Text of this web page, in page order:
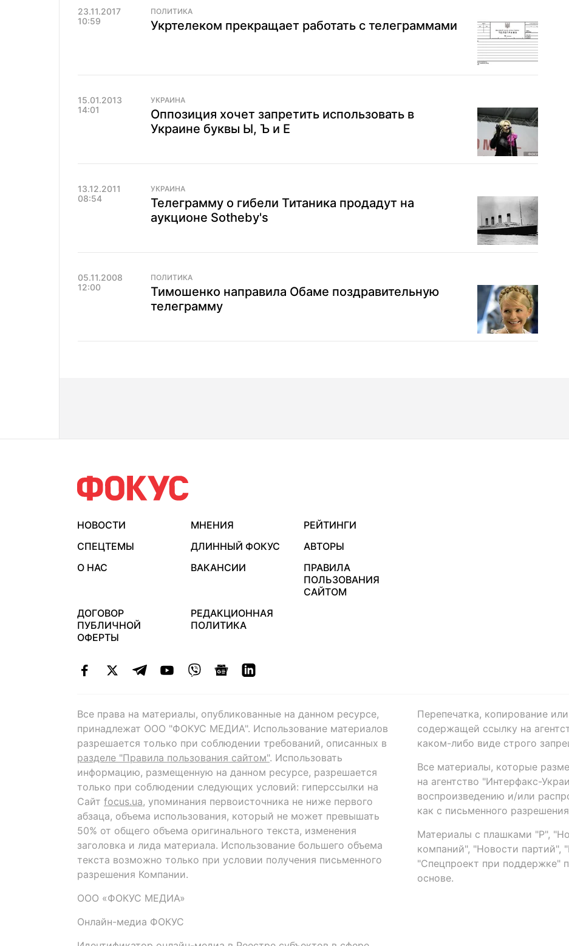
23.11.2017
10:59
ПОЛИТИКА
Укртелеком прекращает работать с телеграммами
15.01.2013
14:01
УКРАИНА
Оппозиция хочет запретить использовать в
Украине буквы Ы, Ъ и Е
13.12.2011
08:54
УКРАИНА
Телеграмму о гибели Титаника продадут на
аукционе Sotheby's
05.11.2008
12:00
ПОЛИТИКА
Тимошенко направила Обаме поздравительную
телеграмму
НОВОСТИ МНЕНИЯ
РЕЙТИНГИ
СПЕЦТЕМЫ
ДЛИННЫЙ ФОКУС
АВТОРЫ
О НАС
ВАКАНСИИ
ПРАВИЛА
ПОЛЬЗОВАНИЯ
САЙТОМ
ДОГОВОР
ПУБЛИЧНОЙ
ОФЕРТЫ
РЕДАКЦИОННАЯ
ПОЛИТИКА
Все права на материалы, опубликованные на данном ресурсе,
принадлежат ООО "ФОКУС МЕДИА". Использование материалов
разрешается только при соблюдении требований, описанных в
разделе "Правила пользования сайтом". Использовать
информацию, размещенную на данном ресурсе, разрешается
только при соблюдении следующих условий: гиперссылки на
Сайт focus.ua, упоминания первоисточника не ниже первого
абзаца, объема использования, который не может превышать
50% от общего объема оригинального текста, изменения
заголовка и лида материала. Использование большего объема
текста возможно только при условии получения письменного
разрешения Компании.
ООО «ФОКУС МЕДИА»
Онлайн-медиа ФОКУС
Перепечатка, копирование
содержащей ссылку на
каком-либо виде строго
Все материалы, которые
на агентство "Интерфакс-
воспроизведению и/или
как с письменного разрешения
Материалы с плашками "Р",
компаний", "Новости партий",
"Спецпроект при поддержке"
основе.